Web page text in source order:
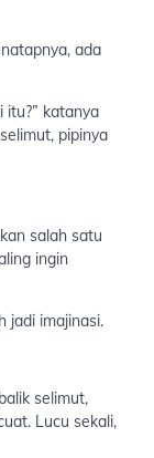
ada
katanya
pipinya
salah satu
ingin
jadi imajinasi.
selimut,
Lucu sekali,